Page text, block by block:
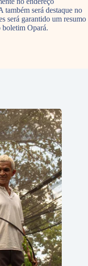
também será destaque no
será garantido um resumo
boletim Opará.